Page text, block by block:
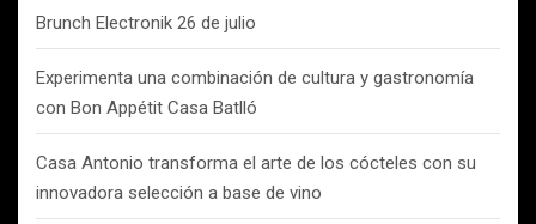
Brunch Electronik 26 de julio
Experimenta una combinación de cultura y gastronomía
con Bon Appétit Casa Batlló
Casa Antonio transforma el arte de los cócteles con su
innovadora selección a base de vino